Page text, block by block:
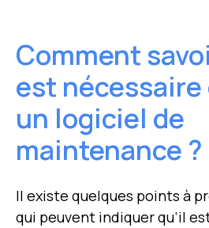
Comment
est
un logiciel de
maintenance ?
Il existe quelques points à
qui peuvent indiquer qu’il